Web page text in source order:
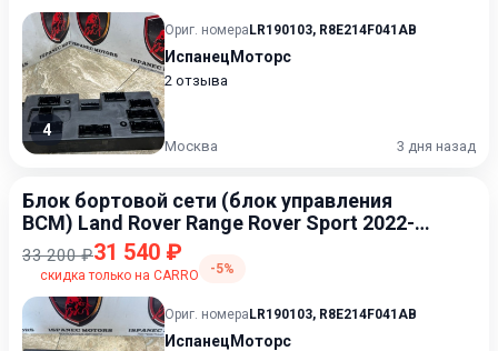
4
Ориг. номера LR190103, R8E214F041AB
ИспанецМоторс
2 отзыва
Москва 3 дня назад
Блок бортовой сети (блок управления
BCM) Land Rover Range Rover Sport 2022-
2026
33 200 ₽31 540 ₽
скидка только на CARRO -5%
Ориг. номера LR190103, R8E214F041AB
ИспанецМоторс